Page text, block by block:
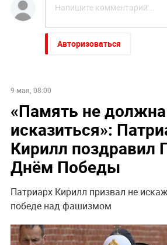
Авторизоваться
9 мая, 08:00
«Память не должна
исказиться»:
Кирилл поздравил
Днём Победы
Патриарх Кирилл призвал не
победе над фашизмом